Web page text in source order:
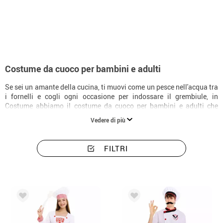
Costume da cuoco per bambini e adulti
Se sei un amante della cucina, ti muovi come un pesce nell'acqua tra
i fornelli e cogli ogni occasione per indossare il grembiule, in
Costume abbiamo il costume da cuoco per bambini e adulti che
cercavi per il tuo prossimo carnevale o festa in maschera, con cui
potrai dimostrare la tua passione per la cucina e far emergere lo
trovavi uno adatto alle tue esigenze o all'idea che avevi in mente, sei
nel posto giusto, perché nel nostro negozio online ne avrai così tanti
e sei un fan dei cuochi più prestigiosi, non esitare e prendi il tuo
costume da chef. Potrai anche ottenere un costume da cuoca
esclusivo, composto dal classico abbigliamento delle chef più
Vedere di più
FILTRI